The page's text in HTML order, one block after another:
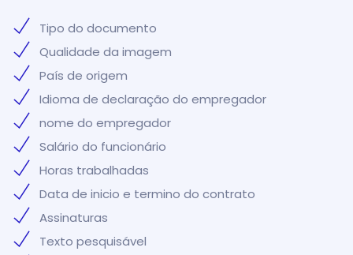
Tipo do documento
Qualidade da imagem
País de origem
Idioma de declaração do empregador
nome do empregador
Salário do funcionário
Horas trabalhadas
Data de inicio e termino do contrato
Assinaturas
Texto pesquisável